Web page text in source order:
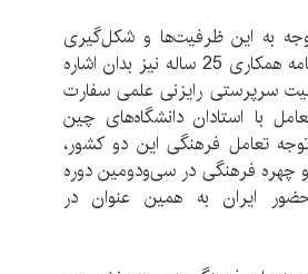
به این ظرفیت‌ها و شکل‌گیری
تعامل بین اتحادیه دانشگاهیان دو کشور که در تفاهم‌نامه همکاری 25 ساله نیز بدان اشاره
سرپرستی رایزنی علمی سفارت
با استادان دانشگاه‌های چین
تعامل فرهنگی این دو کشور،
با 230 پدید‌آور، ناشر و چهره فرهنگی در سی‌و‌دومین دوره
ایران به همین عنوان در